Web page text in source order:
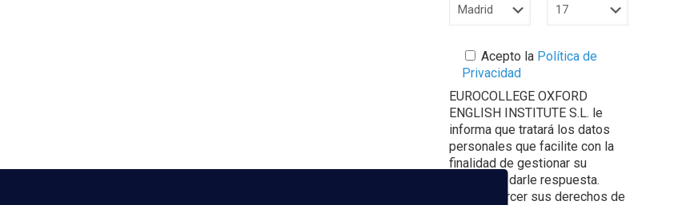
Acepto laPolítica de
Privacidad
EUROCOLLEGE OXFORD
ENGLISH INSTITUTE S.L. le
informa que tratará los datos
personales que facilite con la
finalidad de gestionar su
consulta y darle respuesta.
Puede ejercer sus derechos de